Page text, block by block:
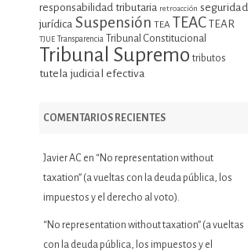
responsabilidad tributaria retroacción seguridad
jurídica Suspensión TEA TEAC TEAR
TJUE Transparencia Tribunal Constitucional
Tribunal Supremo tributos
tutela judicial efectiva
COMENTARIOS RECIENTES
Javier AC en “No representation without
taxation” (a vueltas con la deuda pública, los
impuestos y el derecho al voto).
“No representation without taxation” (a vueltas
con la deuda pública, los impuestos y el